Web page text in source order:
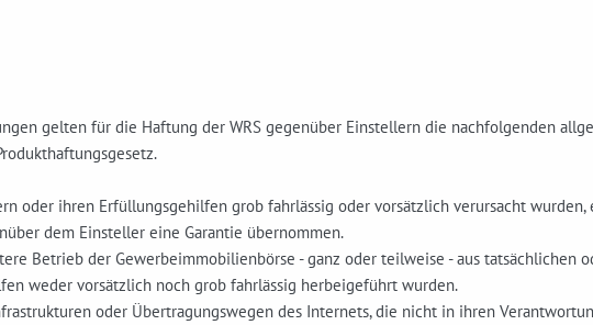
gelten für die Haftung der WRS gegenüber Einstellern die nachfolgenden
oder ihren Erfüllungsgehilfen grob fahrlässig oder vorsätzlich verursacht wurden,
dem Einsteller eine Garantie übernommen.
Betrieb der Gewerbeimmobilienbörse - ganz oder teilweise - aus tatsächlichen
weder vorsätzlich noch grob fahrlässig herbeigeführt wurden.
oder Übertragungswegen des Internets, die nicht in ihren